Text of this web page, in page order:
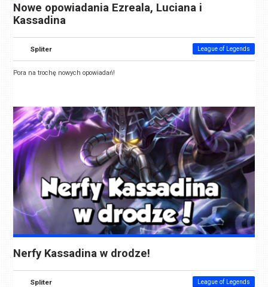
Nowe opowiadania Ezreala, Luciana i
Kassadina
Spliter League of Legends
Pora na trochę nowych opowiadań!
Nerfy Kassadina w drodze!
Spliter League of Legends